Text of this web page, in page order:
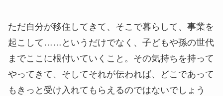
ただ自分が移住してきて、そこで暮らして、事業を
起こして……というだけでなく、子どもや孫の世代
までここに根付いていくこと。その気持ちを持って
やってきて、そしてそれが伝われば、どこであって
もきっと受け入れてもらえるのではないでしょう